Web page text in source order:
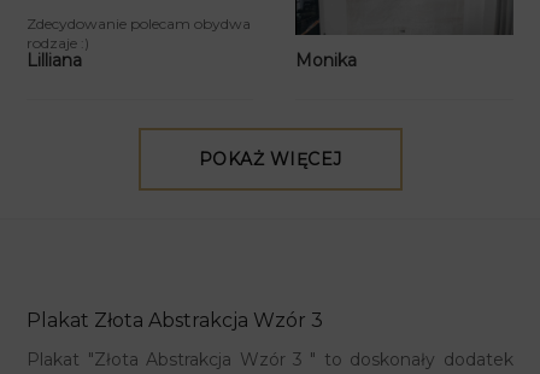
Zdecydowanie polecam obydwa
rodzaje :)
Lilliana Monika
POKAŻ WIĘCEJ
Plakat Złota Abstrakcja Wzór 3
Plakat "Złota Abstrakcja Wzór 3 " to doskonały dodatek